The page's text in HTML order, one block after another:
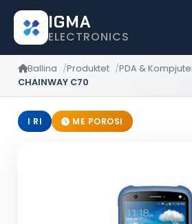
IGMA
ELECTRONICS
Ballina Produktet
PDA &
CHAINWAY C70
I RI ME POROSI